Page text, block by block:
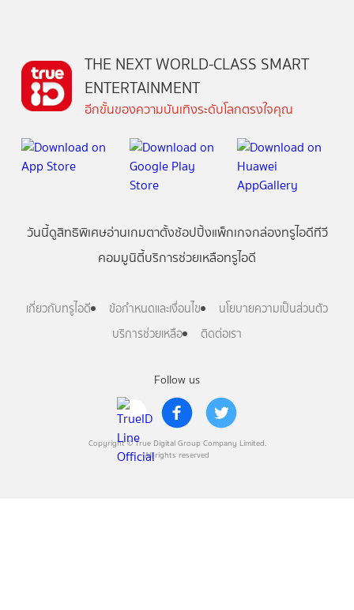
Follow us
Copyright © True Digital Group Company Limited.
All rights reserved
THE NEXT WORLD-CLASS SMART
ENTERTAINMENT
อีกขั้นของความบันเทิงระดับโลกตรงใจคุณ
วันนี้ดูสิทธิพิเศษอ่านเกมตาตั้งช้อปปิ้งแพ็กเกจกล่องทรูไอดีทีวี
คอมมูนิตี้บริการช่วยเหลือทรูไอดี
เกี่ยวกับทรูไอดี ข้อกำหนดและเงื่อนไข
นโยบายความเป็นส่วนตัว
บริการช่วยเหลือ
ติดต่อเรา